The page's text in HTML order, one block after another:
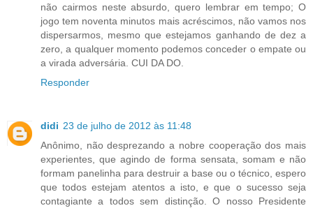
não cairmos neste absurdo, quero lembrar em tempo; O
jogo tem noventa minutos mais acréscimos, não vamos nos
dispersarmos, mesmo que estejamos ganhando de dez a
zero, a qualquer momento podemos conceder o empate ou
a virada adversária. CUI DA DO.
Responder
didi 23 de julho de 2012 às 11:48
Anônimo, não desprezando a nobre cooperação dos mais
experientes, que agindo de forma sensata, somam e não
formam panelinha para destruir a base ou o técnico, espero
que todos estejam atentos a isto, e que o sucesso seja
contagiante a todos sem distinção. O nosso Presidente